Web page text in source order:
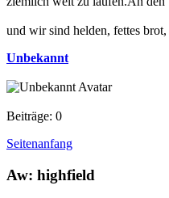
und wir sind helden, fettes
Unbekannt
Beiträge: 0
Seitenanfang
Aw: highfield